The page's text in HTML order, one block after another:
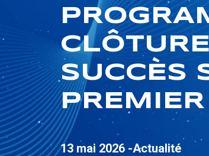
SUCCÈS
13 mai 2026 -Actualité